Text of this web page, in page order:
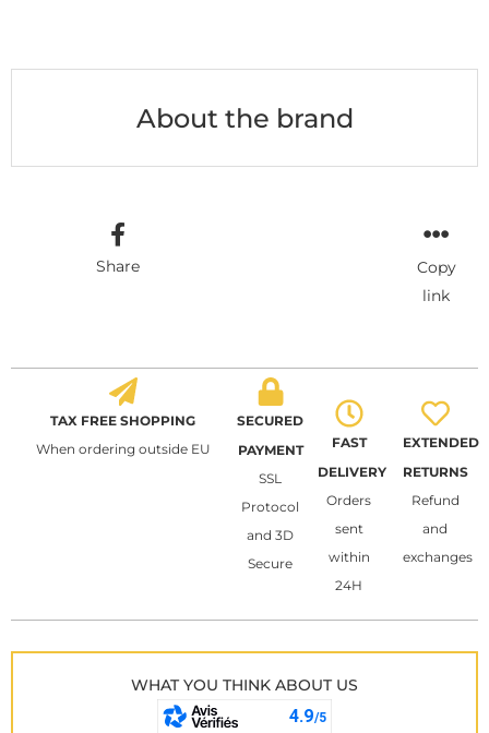
About the brand
Share
Copy
link
TAX FREE SHOPPING
When ordering outside EU
SECURED
PAYMENT
SSL
Protocol
and 3D
Secure
FAST
DELIVERY
Orders
sent
within
24H
EXTENDED
RETURNS
Refund
and
exchanges
WHAT YOU THINK ABOUT US